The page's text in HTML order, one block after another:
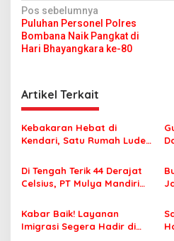
N
a
v
g
a
s
p
o
s
Pos sebelumnya
Puluhan Personel Polres
Bombana Naik Pangkat di
Hari Bhayangkara ke-80
Artikel Terkait
Kebakaran Hebat di
Kendari, Satu Rumah Ludes
Di Tengah Terik 44 Derajat
Celsius, PT Mulya Mandiri
Jamaah Tetap Sehat dan
Nyaman Beribadah
Kabar Baik! Layanan
Imigrasi Segera Hadir di